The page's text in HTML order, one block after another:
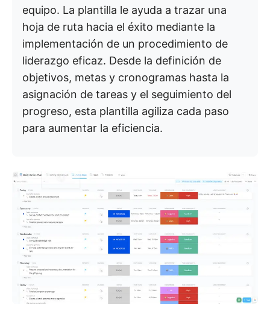
equipo. La plantilla le ayuda a trazar una
hoja de ruta hacia el éxito mediante la
implementación de un procedimiento de
liderazgo eficaz. Desde la definición de
objetivos, metas y cronogramas hasta la
asignación de tareas y el seguimiento del
progreso, esta plantilla agiliza cada paso
para aumentar la eficiencia.